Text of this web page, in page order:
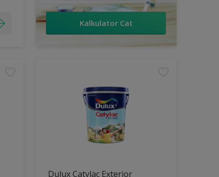
Kalkulator Cat
Dulux Catylac Exterior